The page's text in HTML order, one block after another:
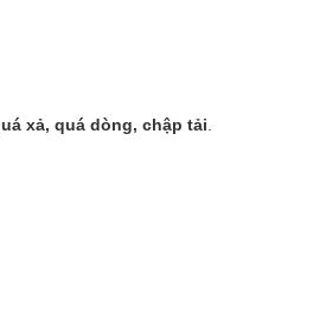
xả, quá dòng, chập tải